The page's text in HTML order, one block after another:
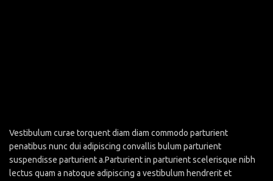
Vestibulum curae torquent diam diam commodo parturient
penatibus nunc dui adipiscing convallis bulum parturient
suspendisse parturient a.Parturient in parturient scelerisque nibh
lectus quam a natoque adipiscing a vestibulum hendrerit et